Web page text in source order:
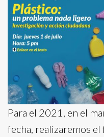
Para el 2021, en el
fecha, realizaremos